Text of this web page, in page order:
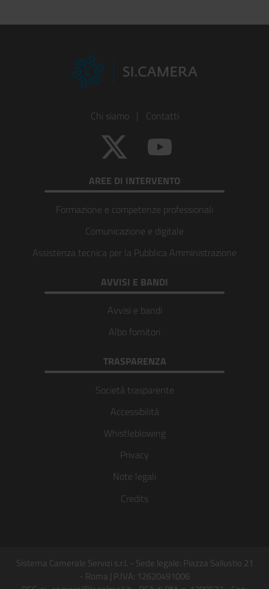
Chi siamo | Contatti
Twitter
AREE DI INTERVENTO
Formazione e competenze professionali
Comunicazione e digitale
Assistenza tecnica per la Pubblica Amministrazione
AVVISI E BANDI
Avvisi e bandi
Albo fornitori
TRASPARENZA
Società trasparente
Accessibilità
Whistleblowing
Privacy
Note legali
Credits
Sistema Camerale Servizi s.r.l. - Sede legale: Piazza Sallustio 21
- Roma | P.IVA: 12620491006